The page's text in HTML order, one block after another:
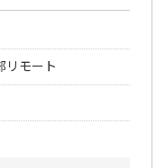
リモート